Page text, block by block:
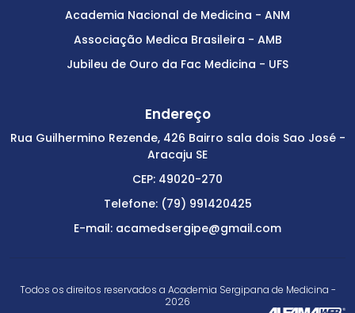
Academia Nacional de Medicina - ANM
Associação Medica Brasileira - AMB
Jubileu de Ouro da Fac Medicina - UFS
Endereço
Rua Guilhermino Rezende, 426 Bairro sala dois Sao José -
Aracaju SE
CEP: 49020-270
Telefone: (79) 991420425
E-mail: acamedsergipe@gmail.com
Todos os direitos reservados a Academia Sergipana de Medicina -
2026